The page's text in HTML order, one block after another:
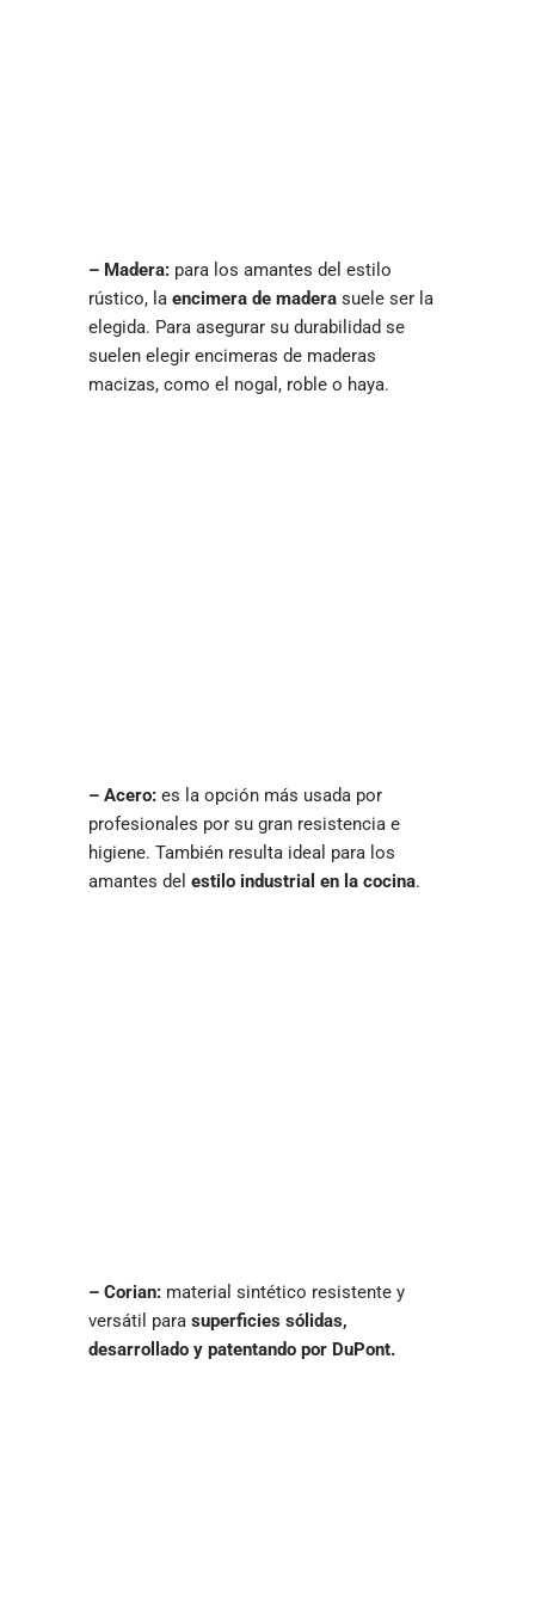
– Madera: para los amantes del estilo
rústico, la encimera de madera suele ser la
elegida. Para asegurar su durabilidad se
suelen elegir encimeras de maderas
macizas, como el nogal, roble o haya.
– Acero: es la opción más usada por
profesionales por su gran resistencia e
higiene. También resulta ideal para los
amantes del estilo industrial en la cocina.
– Corian: material sintético resistente y
versátil para superficies sólidas,
desarrollado y patentando por DuPont.